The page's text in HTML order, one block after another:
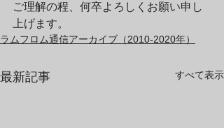
ご理解の程、何卒よろしくお願い申し
上げます。
ラムフロム通信アーカイブ（2010-2020年）
最新記事 すべて表示